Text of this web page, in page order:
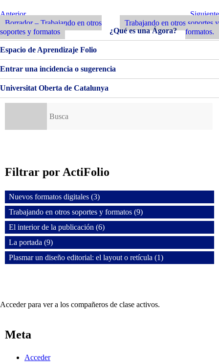
SOPORTES
Y
FORMATOS
Navegación
de
entradas
Entrada
Anterior
Anterior
Borrador – Trabajando en otros
soportes y formatos
Siguiente
Entrada
Siguiente
Trabajando en otros soportes y
formatos.
¿Qué es una Ágora?
Espacio de Aprendizaje Folio
Entrar una incidencia o sugerencia
Universitat Oberta de Catalunya
Filtrar por ActiFolio
Nuevos formatos digitales (3)
Trabajando en otros soportes y formatos (9)
El interior de la publicación (6)
La portada (9)
Plasmar un diseño editorial: el layout o retícula (1)
Acceder para ver a los compañeros de clase activos.
Meta
Acceder